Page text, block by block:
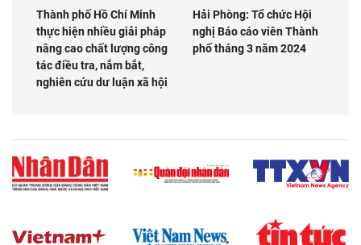
Thành phố Hồ Chí Minh
thực hiện nhiều giải pháp
nâng cao chất lượng công
tác điều tra, nắm bắt,
nghiên cứu dư luận xã hội
Hải Phòng: Tổ chức Hội
nghị Báo cáo viên Thành
phố tháng 3 năm 2024